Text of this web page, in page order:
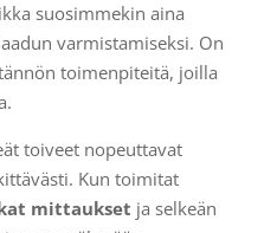
suosimmekin aina
varmistamiseksi. On
toimenpiteitä, joilla
toiveet nopeuttavat
Kun toimitat
mittaukset ja selkeän